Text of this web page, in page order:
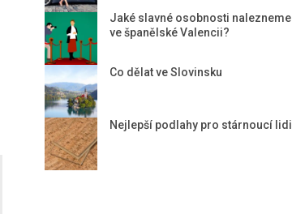
Jaké slavné osobnosti nalezneme
ve španělské Valencii?
Co dělat ve Slovinsku
Nejlepší podlahy pro stárnoucí lidi